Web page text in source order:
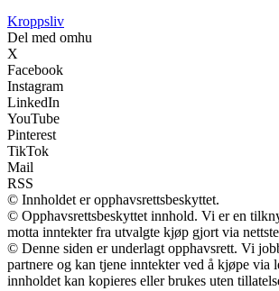
Kroppsliv
Del med omhu
X
Facebook
Instagram
LinkedIn
YouTube
Pinterest
TikTok
Mail
RSS
© Innholdet er opphavsrettsbeskyttet.
© Opphavsrettsbeskyttet innhold. Vi er en
motta inntekter fra utvalgte kjøp gjort via
© Denne siden er underlagt opphavsrett. Vi
partnere og kan tjene inntekter ved å kjøpe via
innholdet kan kopieres eller brukes uten